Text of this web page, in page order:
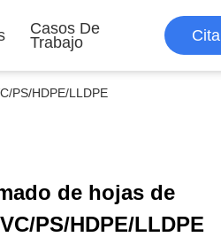
Casos De
Trabajo
Cita
PS/HDPE/LLDPE
de hojas de
PS/HDPE/LLDPE